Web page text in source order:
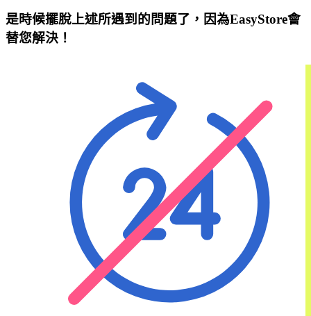
是時候擺脫上述所遇到的問題了，因為EasyStore會
替您解決！